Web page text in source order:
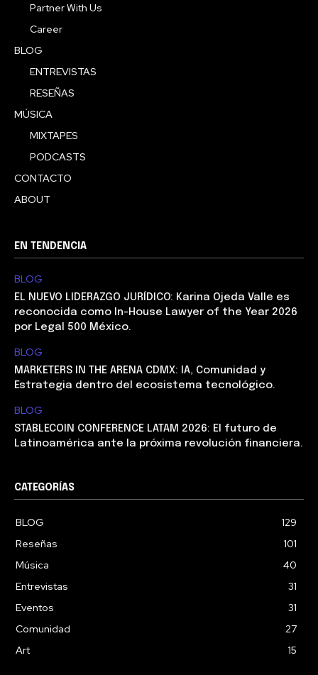
Partner With Us
Career
BLOG
ENTREVISTAS
RESEÑAS
MÚSICA
MIXTAPES
PODCASTS
CONTACTO
ABOUT
EN TENDENCIA
BLOG
EL NUEVO LIDERAZGO JURÍDICO: Karina Ojeda Valle es
reconocida como In-House Lawyer of the Year 2026
por Legal 500 México.
BLOG
MARKETERS IN THE ARENA CDMX: IA, Comunidad y
Estrategia dentro del ecosistema tecnológico.
BLOG
STABLECOIN CONFERENCE LATAM 2026: El futuro de
Latinoamérica ante la próxima revolución financiera.
CATEGORÍAS
BLOG
129
Reseñas
101
Música
40
Entrevistas
31
Eventos
31
Comunidad
27
Art
15